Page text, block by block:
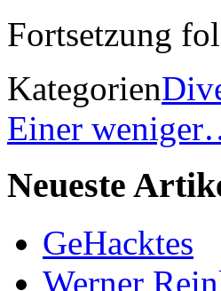
Fortsetzung
Kategorien
Einer
Neueste
GeHacktes
Werner